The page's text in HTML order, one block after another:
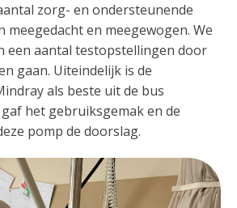
zorg- en ondersteunende
meegedacht en meegewogen. We
een aantal testopstellingen door
gaan. Uiteindelijk is de
als beste uit de bus
het gebruiksgemak en de
pomp de doorslag.